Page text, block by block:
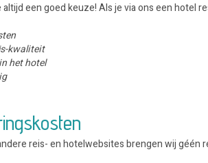
een goed keuze! Als je via ons een hotel
kwaliteit
het hotel
reis- en hotelwebsites brengen wij géén